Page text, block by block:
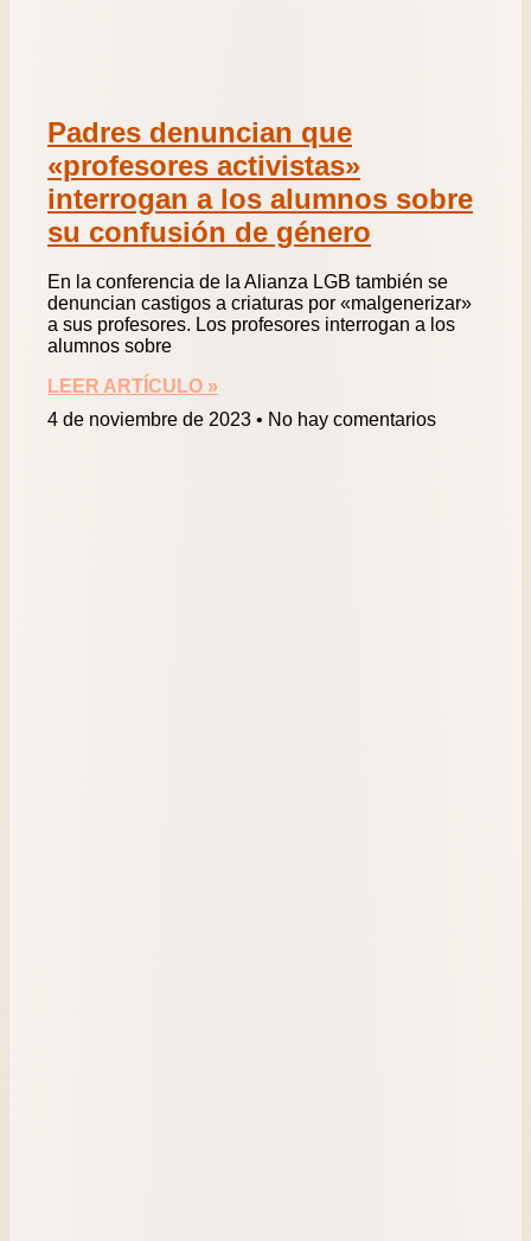
Padres denuncian que
«profesores activistas»
interrogan a los alumnos sobre
su confusión de género
En la conferencia de la Alianza LGB también se
denuncian castigos a criaturas por «malgenerizar»
a sus profesores. Los profesores interrogan a los
alumnos sobre
LEER ARTÍCULO »
4 de noviembre de 2023
No hay comentarios